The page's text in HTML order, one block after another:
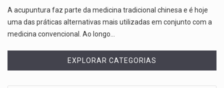
A acupuntura faz parte da medicina tradicional chinesa e é hoje
uma das práticas alternativas mais utilizadas em conjunto com a
medicina convencional. Ao longo…
EXPLORAR CATEGORIAS